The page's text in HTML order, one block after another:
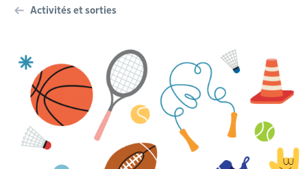
Activités et sorties